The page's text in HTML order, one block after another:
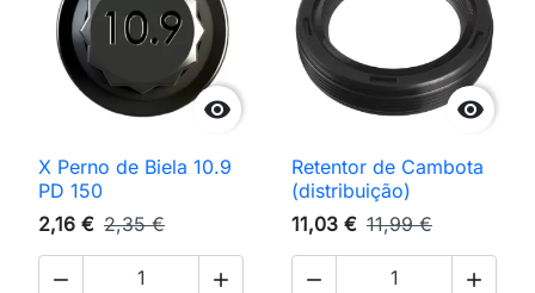

X Perno de Biela 10.9
PD 150
2,16 € 2,35 €
 

Retentor de Cambota
(distribuição)
11,03 € 11,99 €
 